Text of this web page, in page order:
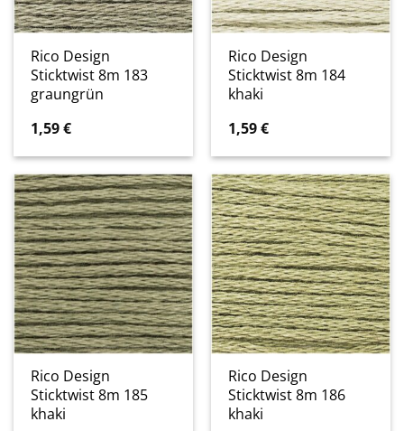
Rico Design
Sticktwist 8m 183
graungrün
1,59€
Rico Design
Sticktwist 8m 184
khaki
1,59€
Rico Design
Sticktwist 8m 185
khaki
Rico Design
Sticktwist 8m 186
khaki